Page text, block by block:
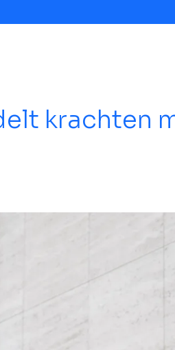
krachten